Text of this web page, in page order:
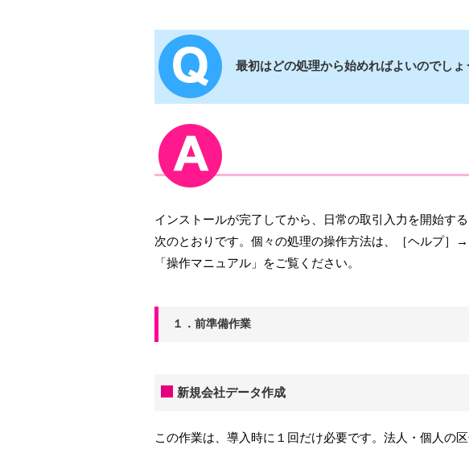
最初はどの処理から始めればよいのでしょ
インストールが完了してから、日常の取引入力を開始す
次のとおりです。個々の処理の操作方法は、［ヘルプ］
「操作マニュアル」をご覧ください。
１．前準備作業
新規会社データ作成
この作業は、導入時に１回だけ必要です。法人・個人の